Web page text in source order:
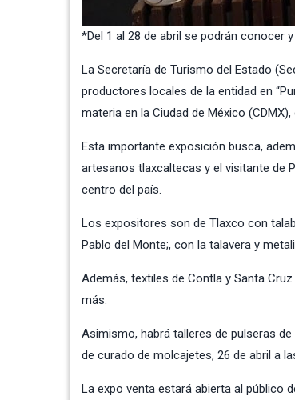
*Del 1 al 28 de abril se podrán conocer
La Secretaría de Turismo del Estado
productores locales de la entidad en
materia en la Ciudad de México
Esta importante exposición busca,
artesanos tlaxcaltecas y el visitante de
centro del país.
Los expositores son de Tlaxco con
Pablo del Monte;, con la talavera y
Además, textiles de Contla y Santa
más.
Asimismo, habrá talleres de pulseras
de curado de molcajetes, 26 de abril a
La expo venta estará abierta al público